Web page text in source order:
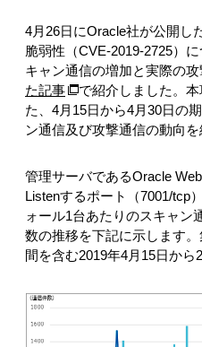
4月26日にOracle社が公開し
脆弱性（CVE-2019-2725）
キャン通信の増加と実際の攻
た記事
で紹介しました。
た、4月15日から4月30日の
ン通信及び攻撃通信の動向を
管理サーバであるOracle
Listenするポート（7001/tcp
ォール1台あたりのスキャン
数の推移を下記に示します
間を含む2019年4月15日から